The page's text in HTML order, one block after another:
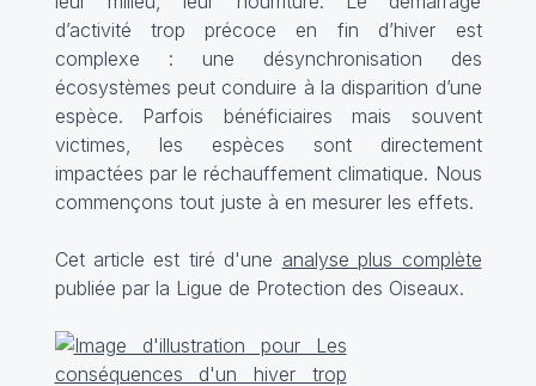
d’activité trop précoce en fin d’hiver est
complexe : une désynchronisation des
écosystèmes peut conduire à la disparition d’une
espèce. Parfois bénéficiaires mais souvent
victimes, les espèces sont directement
impactées par le réchauffement climatique. Nous
commençons tout juste à en mesurer les effets.
Cet article est tiré d'une analyse plus complète
publiée par la Ligue de Protection des Oiseaux.